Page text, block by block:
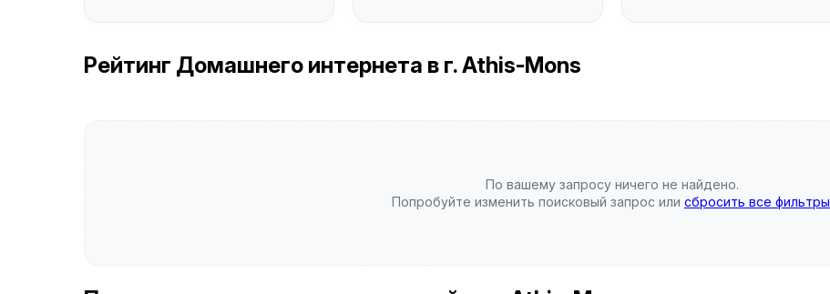
Рейтинг Домашнего интернета в г. Athis-Mons
По вашему запросу ничего не найдено.
Попробуйте изменить поисковый запрос или сбросить все фильтры